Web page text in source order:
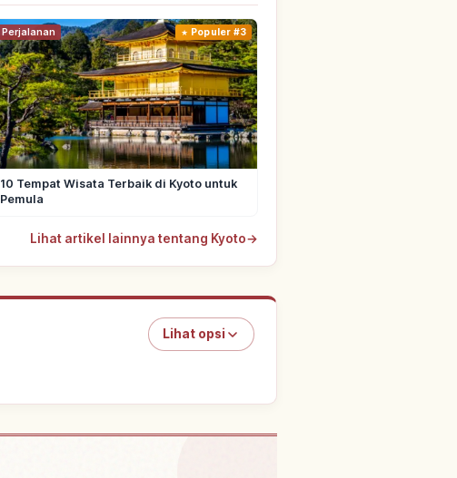
Perjalanan Populer #3
10 Tempat Wisata Terbaik di Kyoto untuk
Pemula
Lihat artikel lainnya tentang Kyoto→
Lihat opsi